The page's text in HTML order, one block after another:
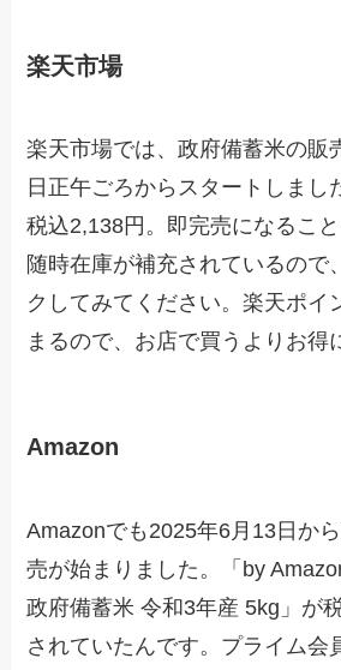
楽天市場
楽天市場では、政府備蓄米の販
日正午ごろからスタートしまし
税込2,138円。即完売になること
随時在庫が補充されているので
クしてみてください。楽天ポイ
まるので、お店で買うよりお得
Amazon
Amazonでも2025年6月13日か
売が始まりました。「by
政府備蓄米 令和3年産 5kg」が
されていたんです。プライム会